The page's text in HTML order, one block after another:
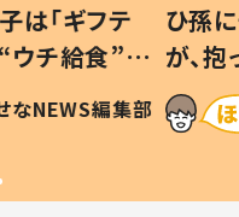
は「ギフテ
チ給食”を
#令和の親
なNEWS編集部
ひ孫
が、
「涙
い」